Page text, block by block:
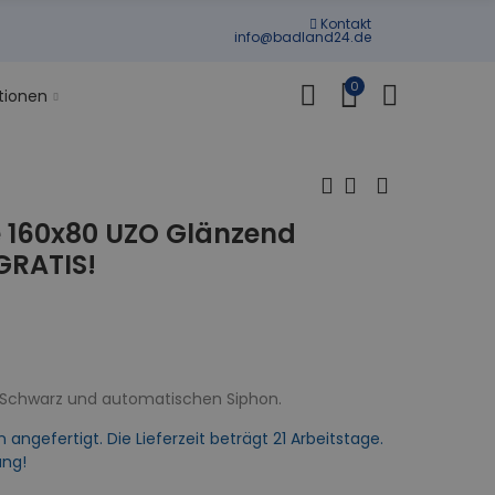
Kontakt
info@badland24.de
0
UZO Glänzend
und automatischen Siphon.
angefertigt. Die Lieferzeit beträgt 21 Arbeitstage.